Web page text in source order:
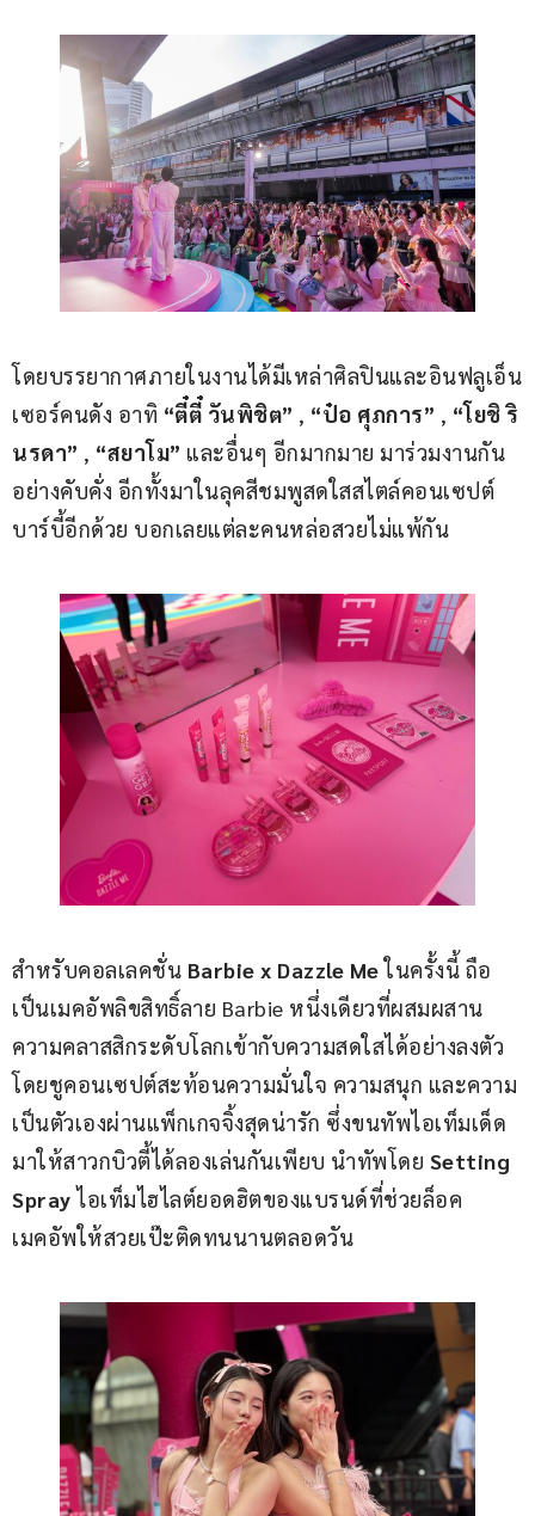
โดยบรรยากาศภายในงานได้มีเหล่าศิลปินและอินฟลูเอ็น
เซอร์คนดัง อาทิ “ตี๋ตี๋ วันพิชิต” , “ป๋อ ศุภการ” , “โยชิ ริ
นรดา” , “สยาโม” และอื่นๆ อีกมากมาย มาร่วมงานกัน
อย่างคับคั่ง อีกทั้งมาในลุคสีชมพูสดใสสไตล์คอนเซปต์
บาร์บี้อีกด้วย บอกเลยแต่ละคนหล่อสวยไม่แพ้กัน
สำหรับคอลเลคชั่น Barbie x Dazzle Me ในครั้งนี้ ถือ
เป็นเมคอัพลิขสิทธิ์ลาย Barbie หนึ่งเดียวที่ผสมผสาน
ความคลาสสิกระดับโลกเข้ากับความสดใสได้อย่างลงตัว
โดยชูคอนเซปต์สะท้อนความมั่นใจ ความสนุก และความ
เป็นตัวเองผ่านแพ็กเกจจิ้งสุดน่ารัก ซึ่งขนทัพไอเท็มเด็ด
มาให้สาวกบิวตี้ได้ลองเล่นกันเพียบ นำทัพโดย Setting
Spray ไอเท็มไฮไลต์ยอดฮิตของแบรนด์ที่ช่วยล็อค
เมคอัพให้สวยเป๊ะติดทนนานตลอดวัน